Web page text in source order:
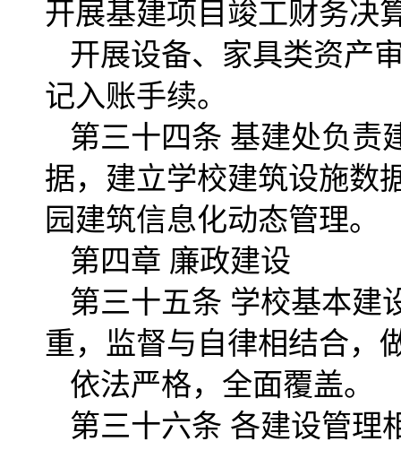
开展基建项目竣工财务决
开展设备、家具类资产
记入账手续。
第三十四条 基建处负责
据，建立学校建筑设施数
园建筑信息化动态管理。
第四章 廉政建设
第三十五条 学校基本建
重，监督与自律相结合，
依法严格，全面覆盖。
第三十六条 各建设管理